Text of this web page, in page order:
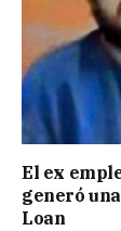
El ex
generó
Loan